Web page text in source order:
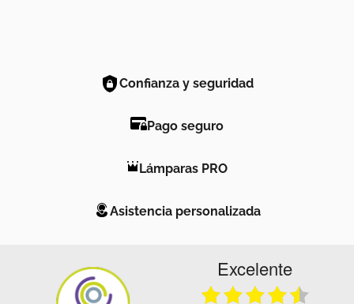
Confianza y seguridad
Pago seguro
Lámparas PRO
Asistencia personalizada
Excelente